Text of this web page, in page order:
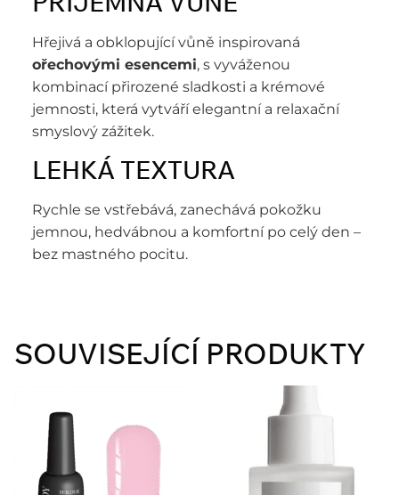
Hřejivá a obklopující vůně inspirovaná
ořechovými esencemi, s vyváženou
kombinací přirozené sladkosti a krémové
jemnosti, která vytváří elegantní a relaxační
smyslový zážitek.
LEHKÁ TEXTURA
Rychle se vstřebává, zanechává pokožku
jemnou, hedvábnou a komfortní po celý den –
bez mastného pocitu.
SOUVISEJÍCÍ PRODUKTY